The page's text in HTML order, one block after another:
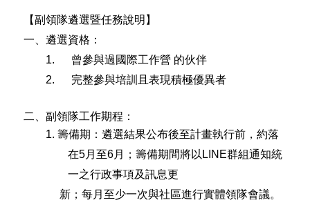
【副領隊遴選暨任務說明】
一、 遴選資格：
1.
曾參與過國際工作營 的伙伴
2.
完整參與培訓且表現積極優異者
二、副 領隊工作期程：
1. 籌備期：遴選結果公布後至計畫執行前，約落
在5月至6月；籌備期間將以 LINE群組通知統
一之行政事項及訊息更
新；每月至少一次與社區進行實體領隊會議。